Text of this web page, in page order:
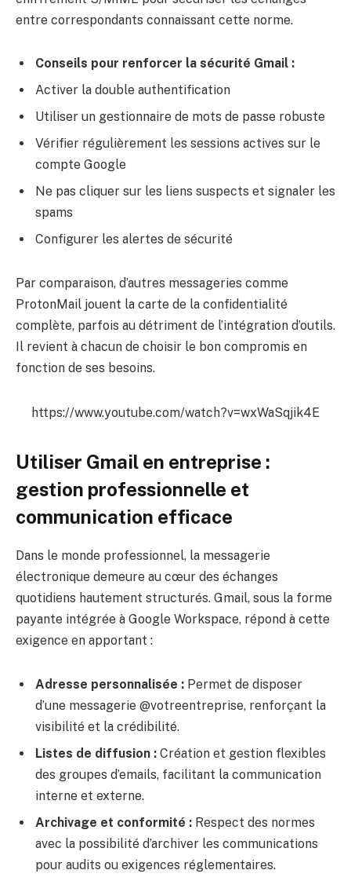
entre correspondants connaissant cette norme.
Conseils pour renforcer la sécurité Gmail :
Activer la double authentification
Utiliser un gestionnaire de mots de passe robuste
Vérifier régulièrement les sessions actives sur le
compte Google
Ne pas cliquer sur les liens suspects et signaler les
spams
Configurer les alertes de sécurité
Par comparaison, d’autres messageries comme
ProtonMail jouent la carte de la confidentialité
complète, parfois au détriment de l’intégration d’outils.
Il revient à chacun de choisir le bon compromis en
fonction de ses besoins.
https://www.youtube.com/watch?v=wxWaSqjik4E
Utiliser Gmail en entreprise :
gestion professionnelle et
communication efficace
Dans le monde professionnel, la messagerie
électronique demeure au cœur des échanges
quotidiens hautement structurés. Gmail, sous la forme
payante intégrée à Google Workspace, répond à cette
exigence en apportant :
Adresse personnalisée : Permet de disposer
d’une messagerie @votreentreprise, renforçant la
visibilité et la crédibilité.
Listes de diffusion : Création et gestion flexibles
des groupes d’emails, facilitant la communication
interne et externe.
Archivage et conformité : Respect des normes
avec la possibilité d’archiver les communications
pour audits ou exigences réglementaires.